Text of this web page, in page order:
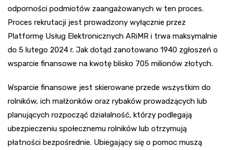
odporności podmiotów zaangażowanych w ten proces.
Proces rekrutacji jest prowadzony wyłącznie przez
Platformę Usług Elektronicznych ARiMR i trwa maksymalnie
do 5 lutego 2024 r. Jak dotąd zanotowano 1940 zgłoszeń o
wsparcie finansowe na kwotę blisko 705 milionów złotych.
Wsparcie finansowe jest skierowane przede wszystkim do
rolników, ich małżonków oraz rybaków prowadzących lub
planujących rozpocząć działalność, którzy podlegają
ubezpieczeniu społecznemu rolników lub otrzymują
płatności bezpośrednie. Ubiegający się o pomoc muszą